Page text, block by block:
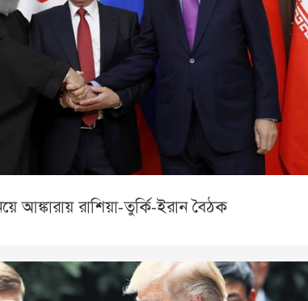
আঙ্কারায় রাশিয়া-তুর্কি-ইরান বৈঠক